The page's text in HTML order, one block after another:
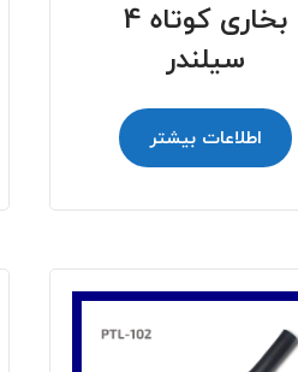
بخاری کوتاه 4
سیلندر
اطلاعات بیشتر